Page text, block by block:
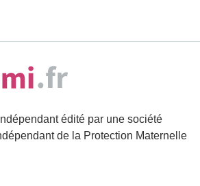
édité par une société
de la Protection Maternelle